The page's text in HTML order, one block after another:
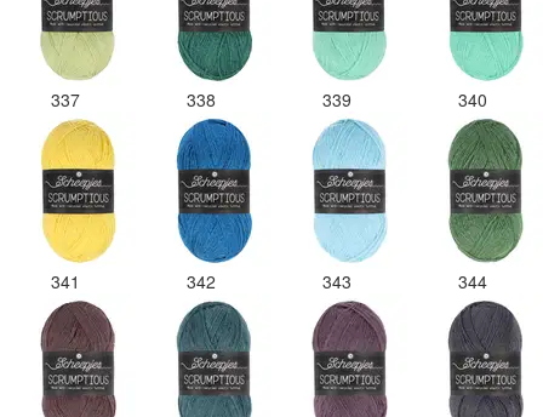
337 338 339 340
341 342 343 344